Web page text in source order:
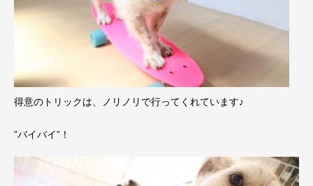
得意のトリックは、ノリノリで行ってくれています♪
”バイバイ”！